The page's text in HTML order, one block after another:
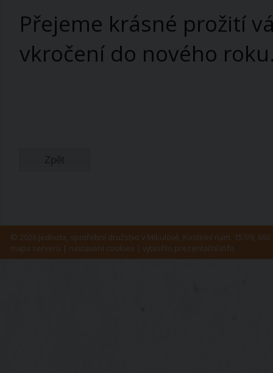
Přejeme krásné prožití
vkročení do nového
© 2026 Jednota, spotřební družstvo v Mikulově, Kostelní nám. 157/9, 692
mapa serveru | nastavení cookies | vytvořilo prezentační.info